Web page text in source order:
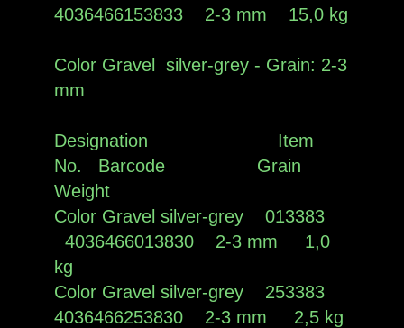
4036466153833 2-3 mm 15,0 kg
Color Gravel silver-grey - Grain: 2-3
mm
Designation Item
No. Barcode Grain
Weight
Color Gravel silver-grey 013383
4036466013830 2-3 mm 1,0
kg
Color Gravel silver-grey 253383
4036466253830 2-3 mm 2,5 kg